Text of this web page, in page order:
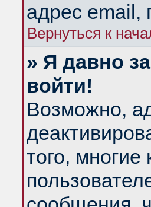
адрес email,
Вернуться к
» Я давно
войти!
Возможно,
того,